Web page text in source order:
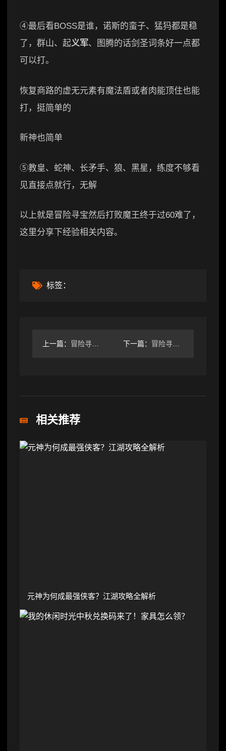
④最后看BOSS是谁，诺斯的蛮子、猛犸都是稳
了，群山、起义军、图腾的话剑圣词条好一点都
可以打。
恢复商路的虚无元素有魔法盾或者肉能顶住也能
打，挺简单的
新神也简单
⑤教皇、蛇神、长矛手、狼、黑星，练度不够看
见直接点就行，无解
以上就是冒险寻宝然后打败魔王终于过60难了，
这里分享下经验相关内容。
标签：
上一篇： 冒险寻宝然后打败魔王新人攻略—飞艇篇（2） 下一篇： 冒险寻宝然后打败魔王dot队S6赛季预测
相关推荐
元神为何成最强侠客？江湖攻略全解析